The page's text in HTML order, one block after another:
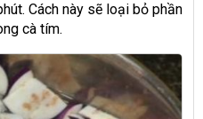
Cách này sẽ loại bỏ phần
cà tím.